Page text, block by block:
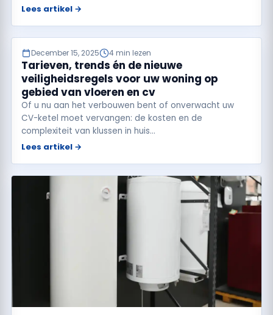
Lees artikel →
December 15, 2025 4 min lezen
Tarieven, trends én de nieuwe
veiligheidsregels voor uw woning op
gebied van vloeren en cv
Of u nu aan het verbouwen bent of onverwacht uw
CV-ketel moet vervangen: de kosten en de
complexiteit van klussen in huis…
Lees artikel →